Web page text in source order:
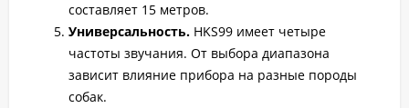
составляет 15 метров.
Универсальность. HKS99 имеет четыре
частоты звучания. От выбора диапазона
зависит влияние прибора на разные породы
собак.